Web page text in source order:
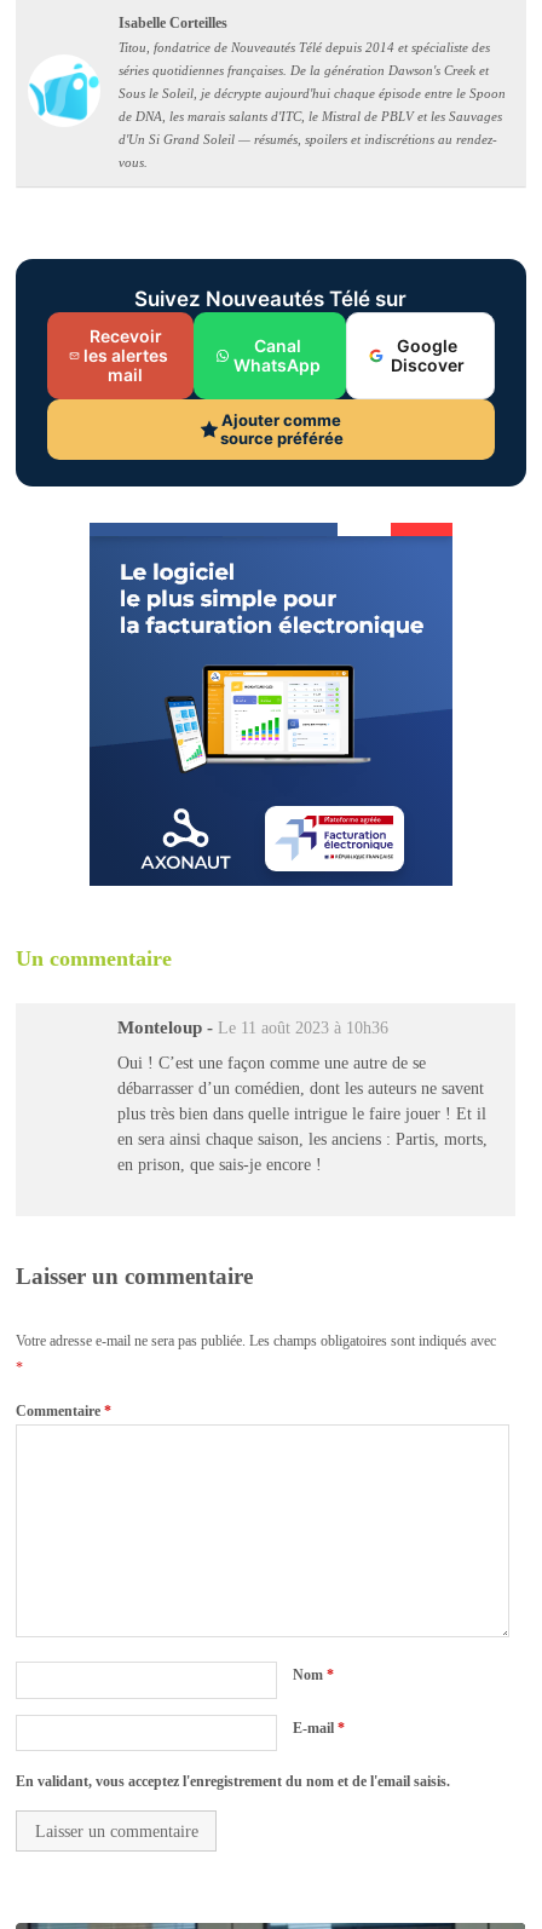
Isabelle Corteilles
Titou, fondatrice de Nouveautés Télé depuis 2014 et spécialiste des
séries quotidiennes françaises. De la génération Dawson's Creek et
Sous le Soleil, je décrypte aujourd'hui chaque épisode entre le Spoon
de DNA, les marais salants d'ITC, le Mistral de PBLV et les Sauvages
d'Un Si Grand Soleil — résumés, spoilers et indiscrétions au rendez-
vous.
Suivez Nouveautés Télé sur
Recevoir
les alertes
mail
Canal
WhatsApp
Google
Discover
Ajouter comme
source préférée
Un commentaire
Monteloup - Le 11 août 2023 à 10h36
Oui ! C’est une façon comme une autre de se
débarrasser d’un comédien, dont les auteurs ne savent
plus très bien dans quelle intrigue le faire jouer ! Et il
en sera ainsi chaque saison, les anciens : Partis, morts,
en prison, que sais-je encore !
Laisser un commentaire
Votre adresse e-mail ne sera pas publiée. Les champs obligatoires sont indiqués avec
*
Commentaire*
Nom*
E-mail*
En validant, vous acceptez l'enregistrement du nom et de l'email saisis.